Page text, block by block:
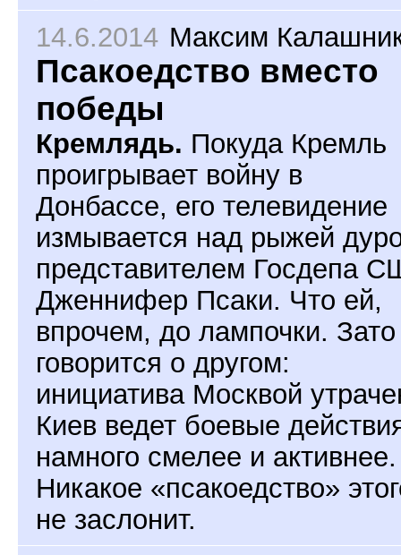
14.6.2014 Максим
Псакоедство вместо
победы
Кремлядь. Покуда Кремль
проигрывает войну в
Донбассе, его телевидение
измывается над рыжей
представителем Госдепа
Дженнифер Псаки. Что ей,
впрочем, до лампочки.
говорится о другом:
инициатива Москвой
Киев ведет боевые
намного смелее и активнее.
Никакое «псакоедство»
не заслонит.